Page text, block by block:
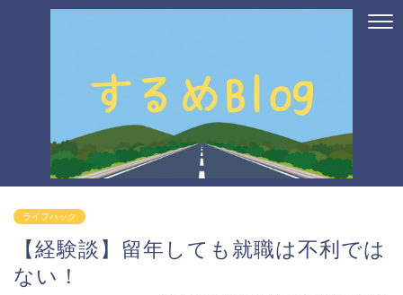
ライフハック
【経験談】留年しても就職は不利では
ない！